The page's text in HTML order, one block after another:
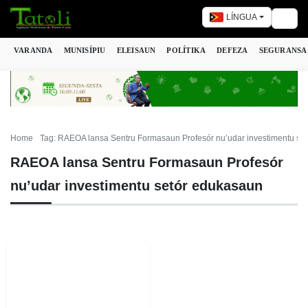
LÍNGUA
VARANDA MUNISÍPIU ELEISAUN POLÍTIKA DEFEZA SEGURANSA
Home Tag: RAEOA lansa Sentru Formasaun Profesór nu’udar investimentu
RAEOA lansa Sentru Formasaun Profesór
nu’udar investimentu setór edukasaun